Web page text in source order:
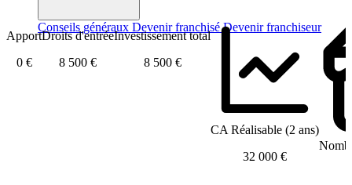
Conseils généraux Devenir franchisé Devenir franchiseur
Apport
0 €
Droits d'entrée
8 500 €
Investissement total
8 500 €
CA Réalisable (2 ans)
32 000 €